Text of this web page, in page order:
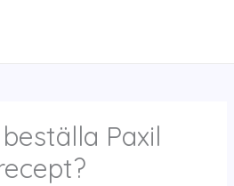
Paxil